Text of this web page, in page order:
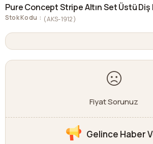
Pure Concept Stripe Altın Set Üstü Diş
Stok Kodu (AKS-1912)
Fiyat Sorunuz
Gelince Haber